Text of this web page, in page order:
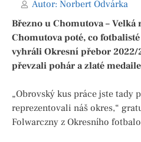
Autor: Norbert Odvárka
Březno u Chomutova – Velká
Chomutova poté, co
vyhráli Okresní přebor 2022/
převzali pohár a zlaté
„Obrovský kus práce jste tady
reprezentovali náš okres,“
Folwarczny z Okresního